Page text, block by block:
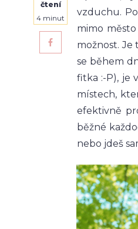
čtení
4 minut
vzduchu.
mimo
možnost. Je
se během
fitka :-P), je
místech,
efektivně
běžné
nebo jdeš